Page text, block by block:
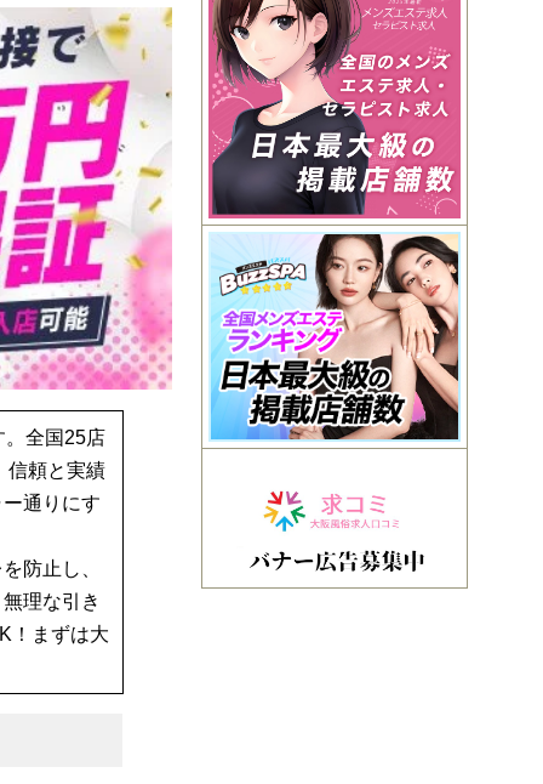
。全国25店
信頼と実績
通りにす
防止し、
理な引き
！まずは大